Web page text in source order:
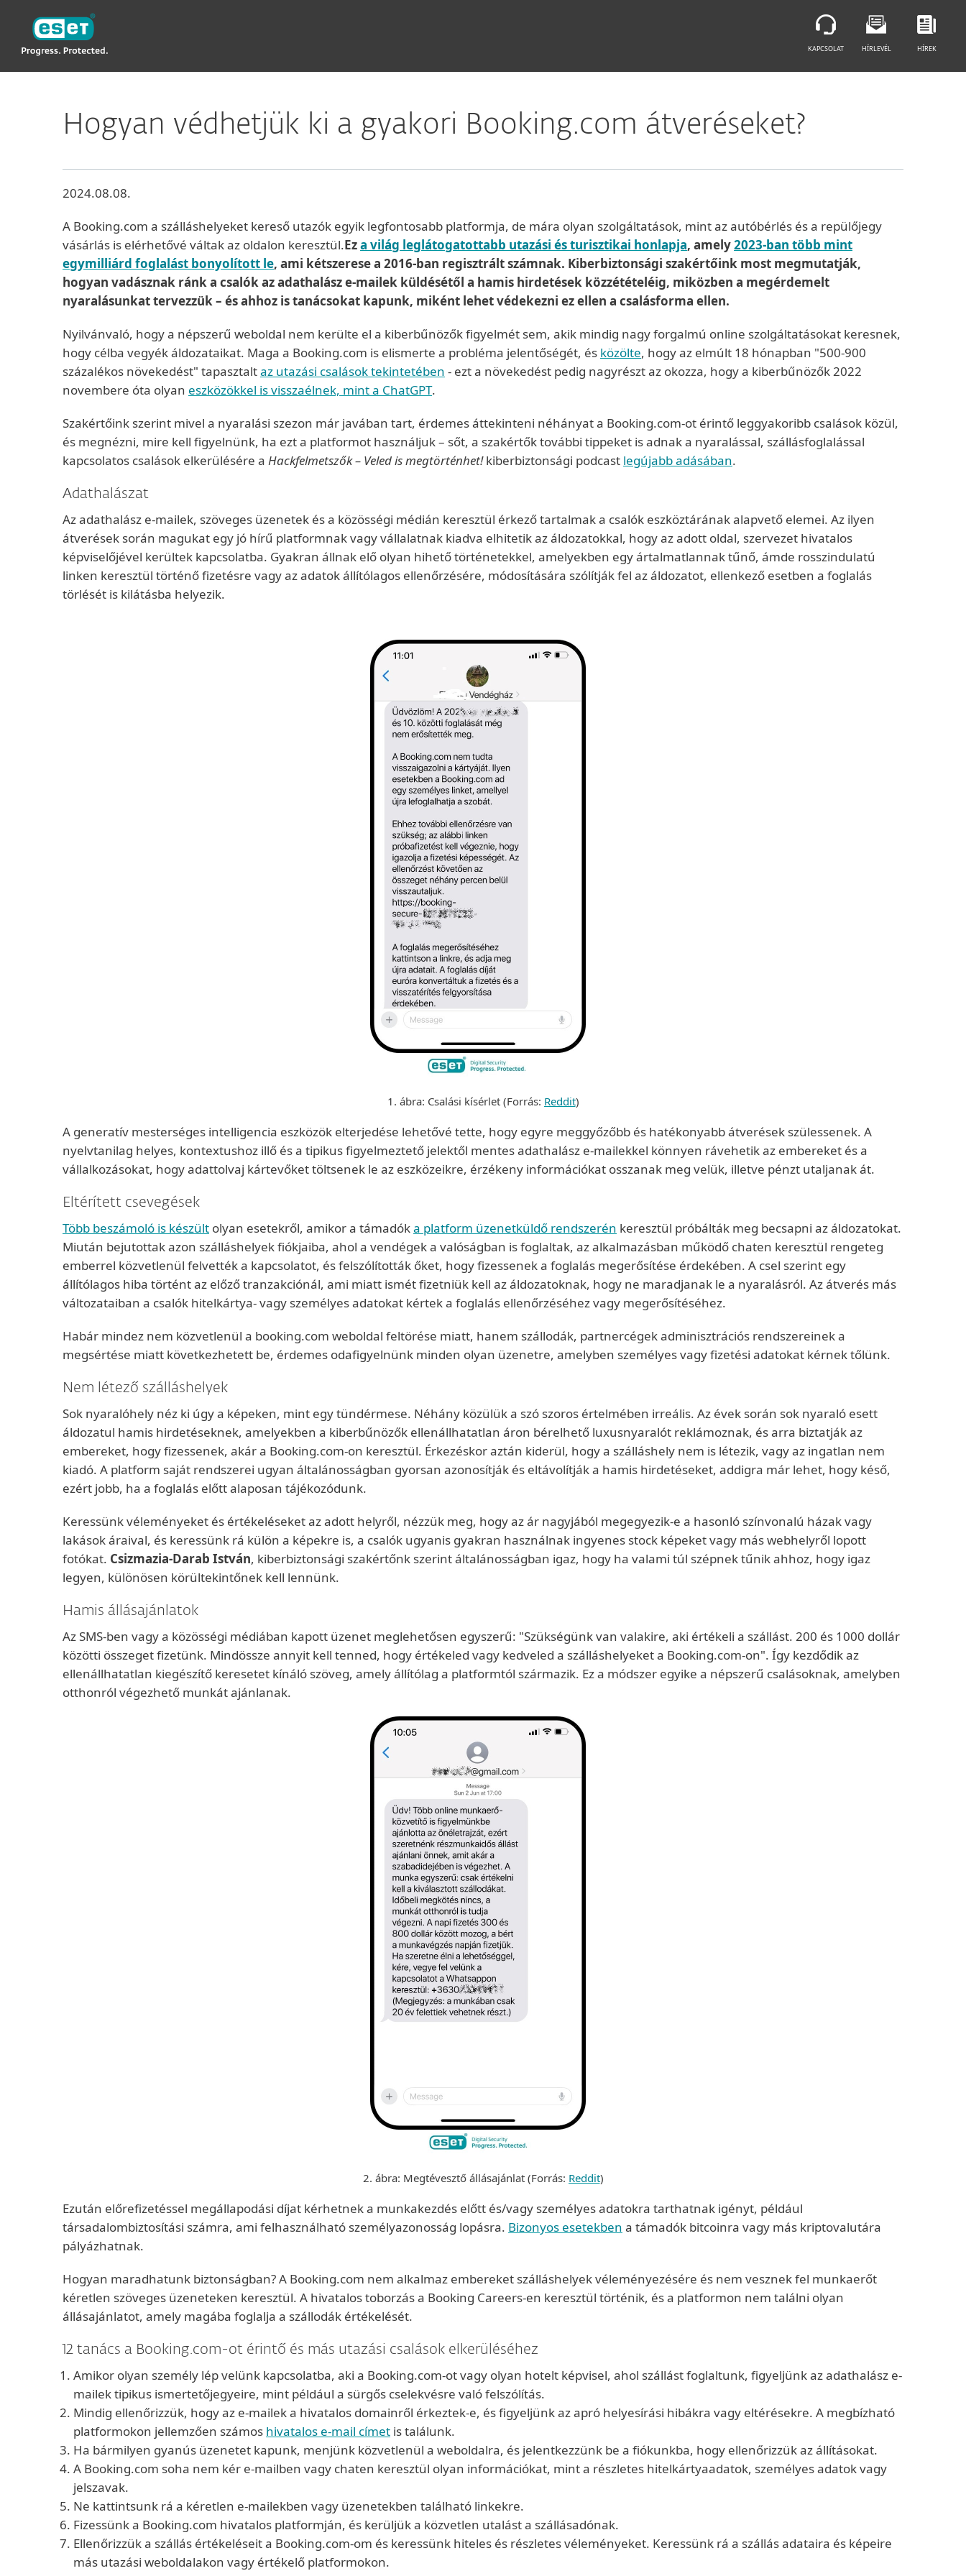
Hogyan védhetjük ki a gyakori Booking.com átveréseket?
2024.08.08.
A Booking.com a szálláshelyeket kereső utazók egyik legfontosabb platformja, de mára olyan szolgáltatások, mint az autóbérlés és a repülőjegy
vásárlás is elérhetővé váltak az oldalon keresztül.Eza világ leglátogatottabb utazási és turisztikai honlapja, amely2023-ban több mint
egymilliárd foglalást bonyolított le, ami kétszerese a 2016-ban regisztrált számnak. Kiberbiztonsági szakértőink most megmutatják,
hogyan vadásznak ránk a csalók az adathalász e-mailek küldésétől a hamis hirdetések közzétételéig, miközben a megérdemelt
nyaralásunkat tervezzük – és ahhoz is tanácsokat kapunk, miként lehet védekezni ez ellen a csalásforma ellen.
Nyilvánvaló, hogy a népszerű weboldal nem kerülte el a kiberbűnözők figyelmét sem, akik mindig nagy forgalmú online szolgáltatásokat keresnek,
hogy célba vegyék áldozataikat. Maga a Booking.com is elismerte a probléma jelentőségét, és közölte, hogy az elmúlt 18 hónapban "500-900
százalékos növekedést" tapasztaltaz utazási csalások tekintetében - ezt a növekedést pedig nagyrészt az okozza, hogy a kiberbűnözők 2022
novembere óta olyan eszközökkel is visszaélnek, mint a ChatGPT.
Szakértőink szerint mivel a nyaralási szezon már javában tart, érdemes áttekinteni néhányat a Booking.com-ot érintő leggyakoribb csalások közül,
és megnézni, mire kell figyelnünk, ha ezt a platformot használjuk – sőt, a szakértők további tippeket is adnak a nyaralással, szállásfoglalással
kapcsolatos csalások elkerülésére a Hackfelmetszők – Veled is megtörténhet!kiberbiztonsági podcast legújabb adásában.
Adathalászat
Az adathalász e-mailek, szöveges üzenetek és a közösségi médián keresztül érkező tartalmak a csalók eszköztárának alapvető elemei. Az ilyen
átverések során magukat egy jó hírű platformnak vagy vállalatnak kiadva elhitetik az áldozatokkal, hogy az adott oldal, szervezet hivatalos
képviselőjével kerültek kapcsolatba. Gyakran állnak elő olyan hihető történetekkel, amelyekben egy ártalmatlannak tűnő, ámde rosszindulatú
linken keresztül történő fizetésre vagy az adatok állítólagos ellenőrzésére, módosítására szólítják fel az áldozatot, ellenkező esetben a foglalás
törlését is kilátásba helyezik.
1. ábra: Csalási kísérlet (Forrás: Reddit)
A generatív mesterséges intelligencia eszközök elterjedése lehetővé tette, hogy egyre meggyőzőbb és hatékonyabb átverések szülessenek. A
nyelvtanilag helyes, kontextushoz illő és a tipikus figyelmeztető jelektől mentes adathalász e-mailekkel könnyen rávehetik az embereket és a
vállalkozásokat, hogy adattolvaj kártevőket töltsenek le az eszközeikre, érzékeny információkat osszanak meg velük, illetve pénzt utaljanak át.
Eltérített csevegések
Több beszámoló is készült olyan esetekről, amikor a támadóka platform üzenetküldő rendszerén keresztül próbálták meg becsapni az áldozatokat.
Miután bejutottak azon szálláshelyek fiókjaiba, ahol a vendégek a valóságban is foglaltak, az alkalmazásban működő chaten keresztül rengeteg
emberrel közvetlenül felvették a kapcsolatot, és felszólították őket, hogy fizessenek a foglalás megerősítése érdekében. A csel szerint egy
állítólagos hiba történt az előző tranzakciónál, ami miatt ismét fizetniük kell az áldozatoknak, hogy ne maradjanak le a nyaralásról. Az átverés más
változataiban a csalók hitelkártya- vagy személyes adatokat kértek a foglalás ellenőrzéséhez vagy megerősítéséhez.
Habár mindez nem közvetlenül a booking.com weboldal feltörése miatt, hanem szállodák, partnercégek adminisztrációs rendszereinek a
megsértése miatt következhetett be, érdemes odafigyelnünk minden olyan üzenetre, amelyben személyes vagy fizetési adatokat kérnek tőlünk.
Nem létező szálláshelyek
Sok nyaralóhely néz ki úgy a képeken, mint egy tündérmese. Néhány közülük a szó szoros értelmében irreális. Az évek során sok nyaraló esett
áldozatul hamis hirdetéseknek, amelyekben a kiberbűnözők ellenállhatatlan áron bérelhető luxusnyaralót reklámoznak, és arra biztatják az
embereket, hogy fizessenek, akár a Booking.com-on keresztül. Érkezéskor aztán kiderül, hogy a szálláshely nem is létezik, vagy az ingatlan nem
kiadó. A platform saját rendszerei ugyan általánosságban gyorsan azonosítják és eltávolítják a hamis hirdetéseket, addigra már lehet, hogy késő,
ezért jobb, ha a foglalás előtt alaposan tájékozódunk.
Keressünk véleményeket és értékeléseket az adott helyről, nézzük meg, hogy az ár nagyjából megegyezik-e a hasonló színvonalú házak vagy
lakások áraival, és keressünk rá külön a képekre is, a csalók ugyanis gyakran használnak ingyenes stock képeket vagy más webhelyről lopott
fotókat. Csizmazia-Darab István, kiberbiztonsági szakértőnk szerint általánosságban igaz, hogy ha valami túl szépnek tűnik ahhoz, hogy igaz
legyen, különösen körültekintőnek kell lennünk.
Hamis állásajánlatok
Az SMS-ben vagy a közösségi médiában kapott üzenet meglehetősen egyszerű: "Szükségünk van valakire, aki értékeli a szállást. 200 és 1000 dollár
közötti összeget fizetünk. Mindössze annyit kell tenned, hogy értékeled vagy kedveled a szálláshelyeket a Booking.com-on". Így kezdődik az
ellenállhatatlan kiegészítő keresetet kínáló szöveg, amely állítólag a platformtól származik. Ez a módszer egyike a népszerű csalásoknak, amelyben
otthonról végezhető munkát ajánlanak.
2. ábra: Megtévesztő állásajánlat (Forrás: Reddit)
Ezután előrefizetéssel megállapodási díjat kérhetnek a munkakezdés előtt és/vagy személyes adatokra tarthatnak igényt, például
társadalombiztosítási számra, ami felhasználható személyazonosság lopásra. Bizonyos esetekben a támadók bitcoinra vagy más kriptovalutára
pályázhatnak.
Hogyan maradhatunk biztonságban? A Booking.com nem alkalmaz embereket szálláshelyek véleményezésére és nem vesznek fel munkaerőt
kéretlen szöveges üzeneteken keresztül. A hivatalos toborzás a Booking Careers-en keresztül történik, és a platformon nem találni olyan
állásajánlatot, amely magába foglalja a szállodák értékelését.
12 tanács a Booking.com-ot érintő és más utazási csalások elkerüléséhez
Amikor olyan személy lép velünk kapcsolatba, aki a Booking.com-ot vagy olyan hotelt képvisel, ahol szállást foglaltunk, figyeljünk az adathalász e-
mailek tipikus ismertetőjegyeire, mint például a sürgős cselekvésre való felszólítás.
Mindig ellenőrizzük, hogy az e-mailek a hivatalos domainről érkeztek-e, és figyeljünk az apró helyesírási hibákra vagy eltérésekre. A megbízható
platformokon jellemzően számos hivatalos e-mail címet is találunk.
Ha bármilyen gyanús üzenetet kapunk, menjünk közvetlenül a weboldalra, és jelentkezzünk be a fiókunkba, hogy ellenőrizzük az állításokat.
A Booking.com soha nem kér e-mailben vagy chaten keresztül olyan információkat, mint a részletes hitelkártyaadatok, személyes adatok vagy
jelszavak.
Ne kattintsunk rá a kéretlen e-mailekben vagy üzenetekben található linkekre.
Fizessünk a Booking.com hivatalos platformján, és kerüljük a közvetlen utalást a szállásadónak.
Ellenőrizzük a szállás értékeléseit a Booking.com-om és keressünk hiteles és részletes véleményeket. Keressünk rá a szállás adataira és képeire
más utazási weboldalakon vagy értékelő platformokon.
ESET
KAPCSOLAT HÍRLEVÉL HÍREK